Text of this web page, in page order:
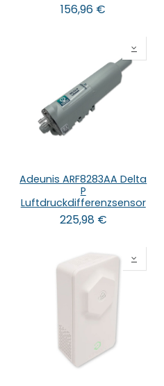
156,96 €
Adeunis ARF8283AA Delta
P
Luftdruckdifferenzsensor
225,98€